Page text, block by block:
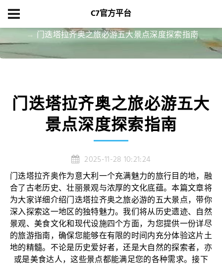
C7官方平台
门迭塔拉齐奥之旅必游五大景点深度探索指南
门迭塔拉齐奥之旅必游五大
景点深度探索指南
2025-11-28 10:21:24
门迭塔拉齐奥作为意大利一个充满魅力的旅行目的地，融
合了古老历史、壮丽景观与浓厚的文化底蕴。本篇文章将
为大家详细介绍门迭塔拉齐奥之旅必游的五大景点，带你
深入探索这一地区的独特魅力。我们将从历史遗迹、自然
景观、美食文化和现代设施四个方面，为您提供一份详尽
的旅游指南，确保您能够在有限的时间内充分体验这片土
地的精髓。不论是历史爱好者，还是大自然的探索者，亦
或是美食达人，这些景点都能满足您的各种需求。接下